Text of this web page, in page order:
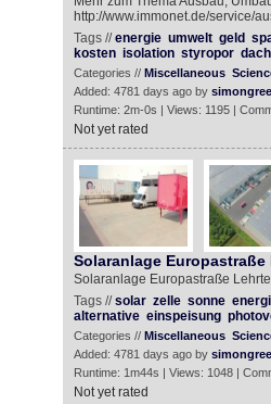
http://www.immonet.de/service/
Tags //energie umwelt geld
kosten isolation styropor dach
Categories // Miscellaneous
Added: 4781 days ago by
Runtime: 2m-0s | Views: 1195 |
Not yet rated
Solaranlage Europastraße
Solaranlage Europastraße
Tags //solar zelle sonne
alternative einspeisung
Categories // Miscellaneous
Added: 4781 days ago by
Runtime: 1m44s | Views: 1048 |
Not yet rated